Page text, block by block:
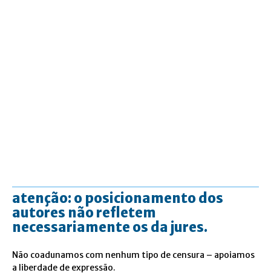
atenção: o posicionamento dos
autores não refletem
necessariamente os da jures.
Não coadunamos com nenhum tipo de censura – apoiamos
a liberdade de expressão.